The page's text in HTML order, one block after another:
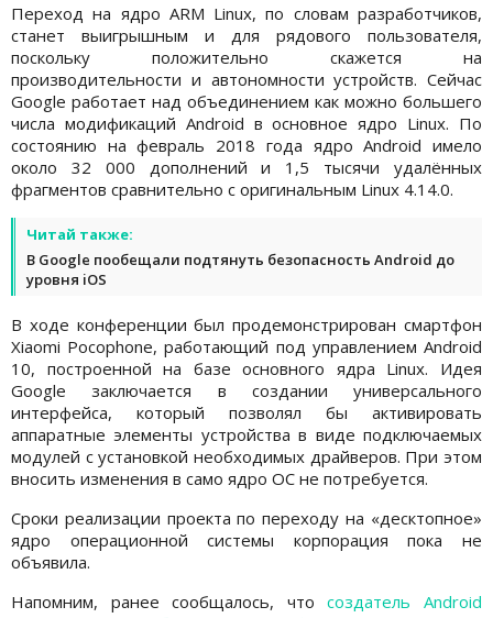
Переход на ядро ARM Linux, по словам разработчиков,
станет выигрышным и для рядового пользователя,
поскольку положительно скажется на
производительности и автономности устройств. Сейчас
Google работает над объединением как можно большего
числа модификаций Android в основное ядро Linux. По
состоянию на февраль 2018 года ядро Android имело
около 32 000 дополнений и 1,5 тысячи удалённых
фрагментов сравнительно с оригинальным Linux 4.14.0.
Читай также:
В Google пообещали подтянуть безопасность Android до
уровня iOS
В ходе конференции был продемонстрирован смартфон
Xiaomi Pocophone, работающий под управлением Android
10, построенной на базе основного ядра Linux. Идея
Google заключается в создании универсального
интерфейса, который позволял бы активировать
аппаратные элементы устройства в виде подключаемых
модулей с установкой необходимых драйверов. При этом
вносить изменения в само ядро ОС не потребуется.
Сроки реализации проекта по переходу на «десктопное»
ядро операционной системы корпорация пока не
объявила.
Напомним, ранее сообщалось, чтосоздатель Android